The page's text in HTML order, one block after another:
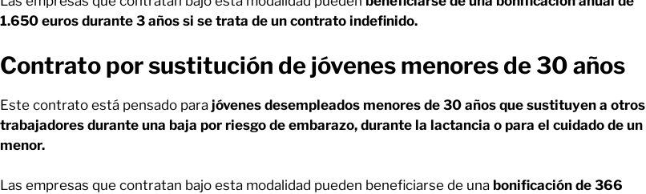
1.650 euros durante 3 años si se trata de un contrato indefinido.
Contrato por sustitución de jóvenes menores de 30 años
Este contrato está pensado para jóvenes desempleados menores de 30 años que sustituyen a otros
trabajadores durante una baja por riesgo de embarazo, durante la lactancia o para el cuidado de un
menor.
Las empresas que contratan bajo esta modalidad pueden beneficiarse de una bonificación de 366